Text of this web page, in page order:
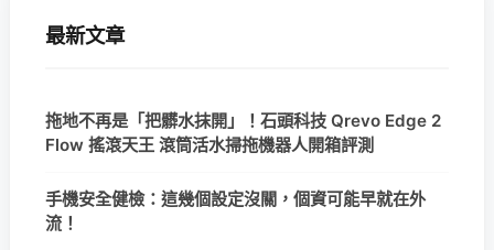
最新文章
拖地不再是「把髒水抹開」！石頭科技 Qrevo Edge 2
Flow 搖滾天王 滾筒活水掃拖機器人開箱評測
手機安全健檢：這幾個設定沒關，個資可能早就在外
流！